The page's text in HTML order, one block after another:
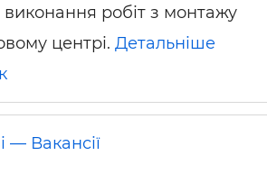
робіт з монтажу
центрі. Детальніше
— Вакансії